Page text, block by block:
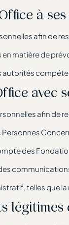
à
afin de
matière de
avec
afin de
des
telles que la
légitimes